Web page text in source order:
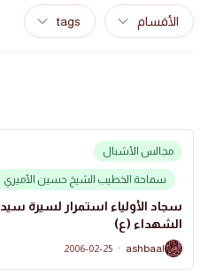
الأقسام tags
مجالس الأشبال
سماحة الخطيب الشيخ حسين الأميري
سجاد الأولياء استمرار لسيرة سيد
الشهداء (ع)
A
ashbaal
·
2006-02-25